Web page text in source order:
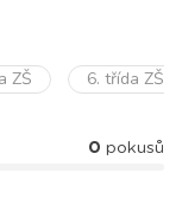
ZŠ 6. třída ZŠ
0 pokusů